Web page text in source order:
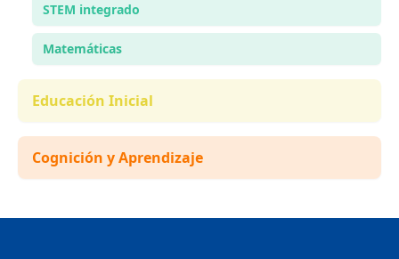
STEM integrado
Matemáticas
Educación Inicial
Cognición y Aprendizaje